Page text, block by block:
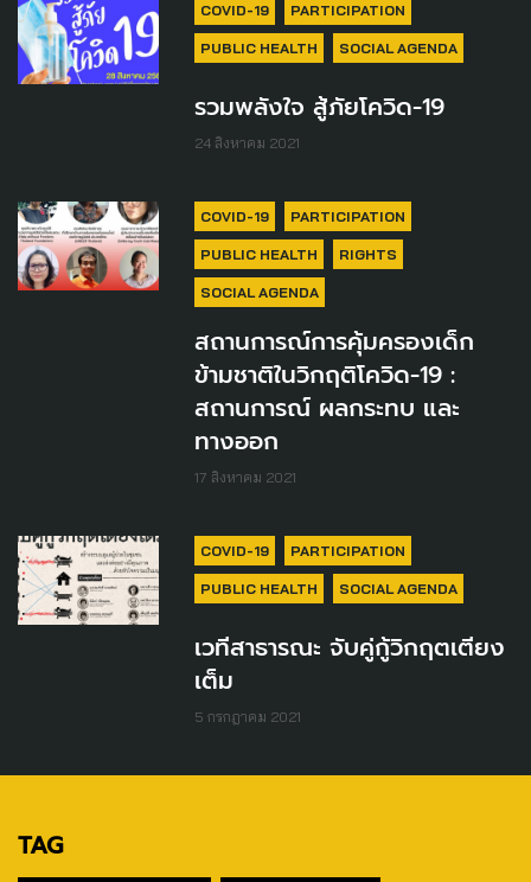
COVID-19 PARTICIPATION
PUBLIC HEALTH SOCIAL AGENDA
รวมพลังใจ สู้ภัยโควิด-19
24 สิงหาคม 2021
COVID-19 PARTICIPATION
PUBLIC HEALTH RIGHTS
SOCIAL AGENDA
สถานการณ์การคุ้มครองเด็ก
ข้ามชาติในวิกฤติโควิด-19 :
สถานการณ์ ผลกระทบ และ
ทางออก
17 สิงหาคม 2021
COVID-19 PARTICIPATION
PUBLIC HEALTH SOCIAL AGENDA
เวทีสาธารณะ จับคู่กู้วิกฤตเตียง
เต็ม
5 กรกฎาคม 2021
TAG